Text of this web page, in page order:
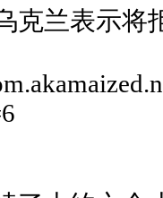
克兰表示将